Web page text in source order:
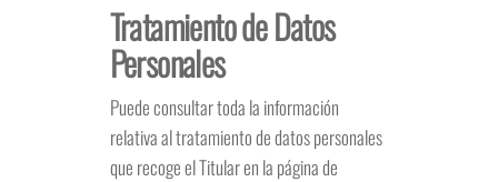
Tratamiento de Datos
Personales
Puede consultar toda la información
relativa al tratamiento de datos personales
que recoge el Titular en la página de